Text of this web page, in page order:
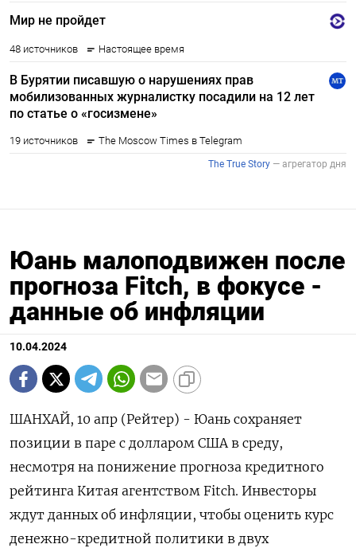
Юань малоподвижен после
прогноза Fitch, в фокусе -
данные об инфляции
10.04.2024
ШАНХАЙ, 10 апр (Рейтер) - Юань сохраняет
позиции в паре с долларом США в среду,
несмотря на понижение прогноза кредитного
рейтинга Китая агентством Fitch. Инвесторы
ждут данных об инфляции, чтобы оценить курс
денежно-кредитной политики в двух